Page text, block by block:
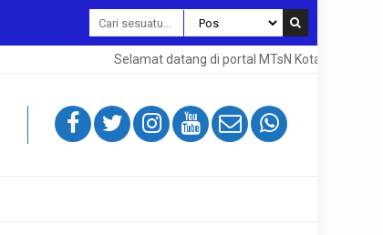
Selamat datang di portal MTsN Kota Magelang.